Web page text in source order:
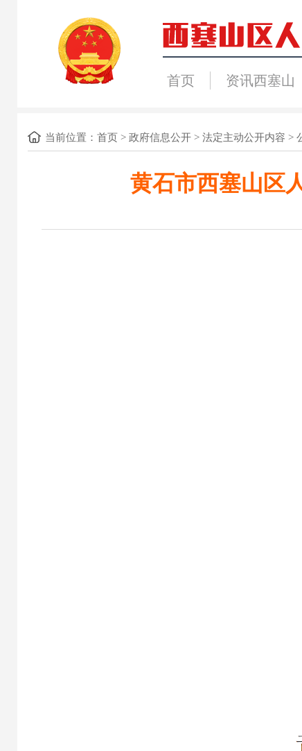
首页 资讯西塞山
当前位置： 首页> 政府信息公开> 法定主动公开内容 >
黄石市西塞山区